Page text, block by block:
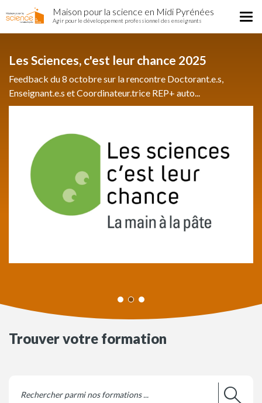
Région
au
Maison pour la science en Midi Pyrénées
Agir pour le développement professionnel des enseignants
Les Sciences, c'est leur chance 2025
Feedback du 8 octobre sur la rencontre Doctorant.e.s,
Enseignant.e.s et Coordinateur.trice REP+ auto...
Trouver votre formation